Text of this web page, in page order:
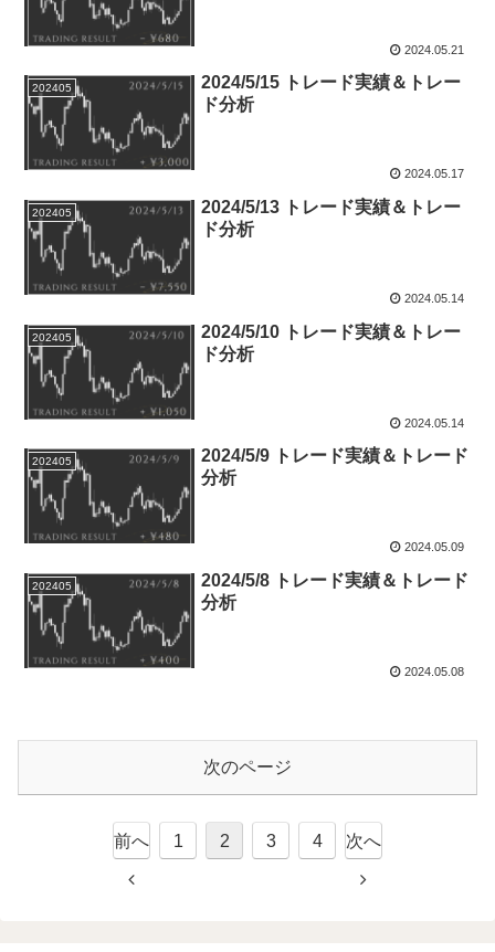
2024.05.21
202405
2024/5/15 トレード実績＆トレー
ド分析
2024.05.17
202405
2024/5/13 トレード実績＆トレー
ド分析
2024.05.14
202405
2024/5/10 トレード実績＆トレー
ド分析
2024.05.14
202405
2024/5/9 トレード実績＆トレード
分析
2024.05.09
202405
2024/5/8 トレード実績＆トレード
分析
2024.05.08
次のページ
前へ 1 2 3 4 次へ